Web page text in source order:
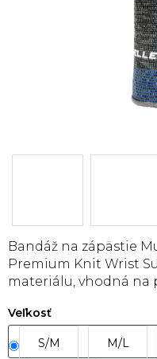
Veľkosť
S/M M/L
Bandáž na zápästie
Premium Knit Wrist
materiálu, vhodná na